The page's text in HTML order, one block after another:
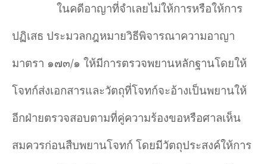
ในคดีอาญาที่จำเลยไม่ให้การหรือให้การ
ปฏิเสธ ประมวลกฎหมายวิธีพิจารณาความอาญา
มาตรา ๑๗๓/๑ ให้มีการตรวจพยานหลักฐานโดยให้
โจทก์ส่งเอกสารและวัตถุที่โจทก์จะอ้างเป็นพยานให้
อีกฝ่ายตรวจสอบตามที่คู่ความร้องขอหรือศาลเห็น
สมควรก่อนสืบพยานโจทก์ โดยมีวัตถุประสงค์ให้การ